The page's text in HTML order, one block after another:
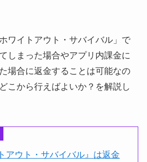
ワイトアウト・サバイバル」で
しまった場合やアプリ内課金に
場合に返金することは可能なの
こから行えばよいか？を解説し
アウト・サバイバル』は返金